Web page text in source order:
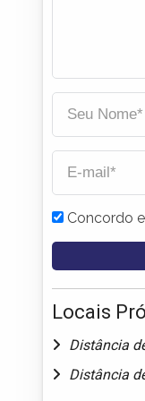
Concordo
Locais
Distância
Distância